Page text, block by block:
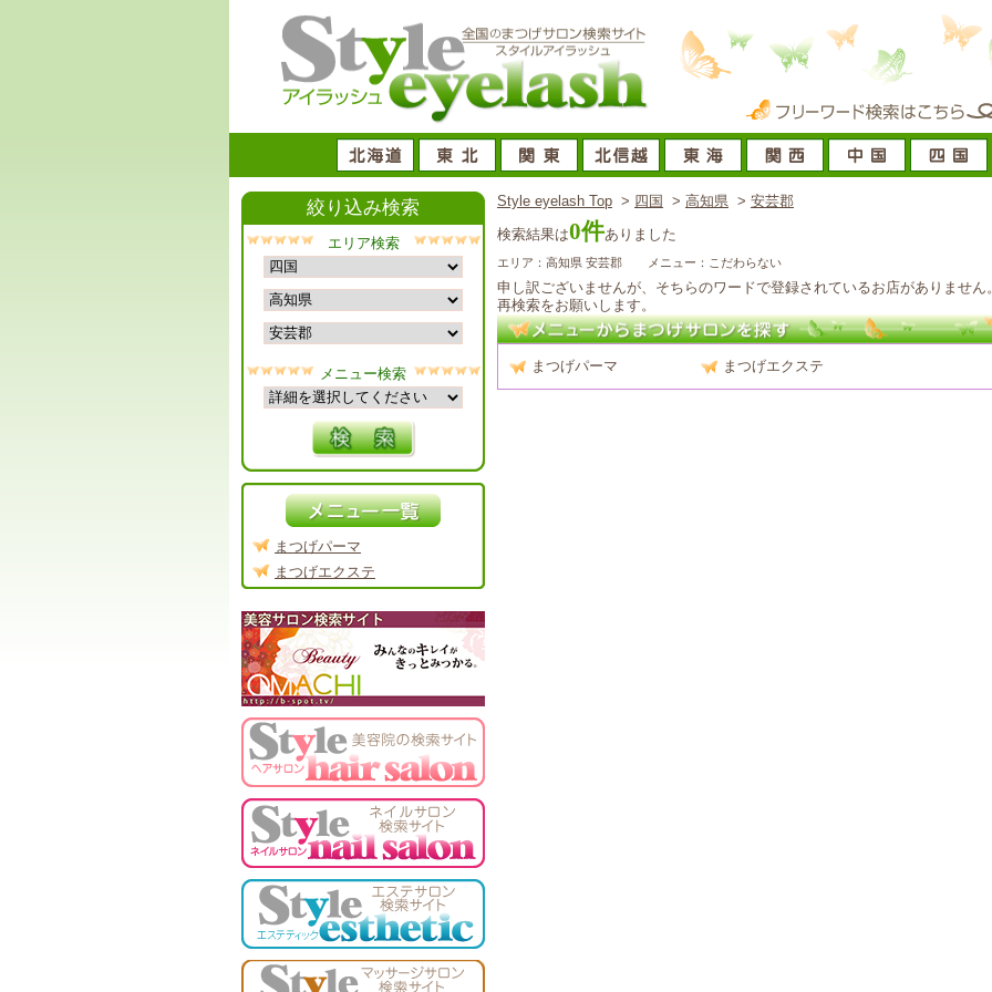
Style eyelash Top > 四国 > 高知県 > 安芸郡
検索結果は0件ありました
エリア：高知県 安芸郡 メニュー：こだわらない
申し訳ございませんが、そちらのワードで登録されているお店がありません
再検索をお願いします。
まつげパーマ まつげエクステ
絞り込み検索
エリア検索
メニュー検索
まつげパーマ
まつげエクステ